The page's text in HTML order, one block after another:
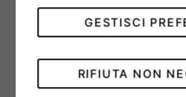
Per estensione, tutti i
possono essere qualificati
sottoposto a rigidi controlli,
sviluppo all’assemblaggio
RIFIUTA NON
GESTISCI